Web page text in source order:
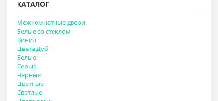
КАТАЛОГ
Межкомнатные двери
Белые со стеклом
Винил
Цвета Дуб
Белые
Серые
Черные
Цветные
Светлые